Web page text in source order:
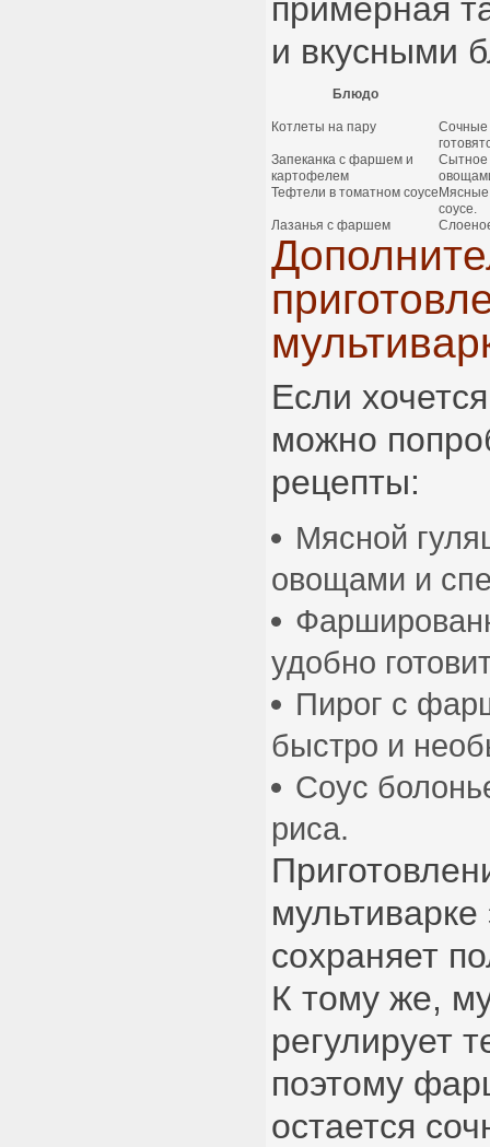
примерная
и вкусными
Блюдо
Котлеты на пару
Сочные
Запеканка с фаршем и
картофелем
Сытное
Тефтели в томатном соусе
соусе.
Лазанья с фаршем
Если
можно
рецепты:
Мясной
овощами и
удобно
Пирог с
быстро и
Соус
риса.
сохраняет
К тому же,
регулирует
поэтому
остается